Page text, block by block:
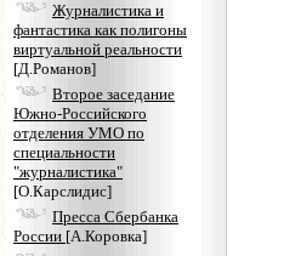
Журналистика и
фантастика как полигоны
виртуальной реальности
[Д.Романов]
Второе заседание
Южно-Российского
отделения УМО по
специальности
"журналистика"
[О.Карслидис]
Пресса Сбербанка
России [А.Коровка]